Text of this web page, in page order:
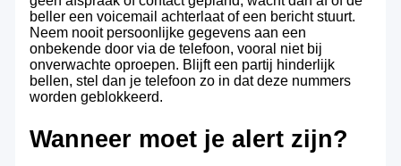
beller een voicemail achterlaat of een bericht stuurt.
Neem nooit persoonlijke gegevens aan een
onbekende door via de telefoon, vooral niet bij
onverwachte oproepen. Blijft een partij hinderlijk
bellen, stel dan je telefoon zo in dat deze nummers
worden geblokkeerd.
Wanneer moet je alert zijn?